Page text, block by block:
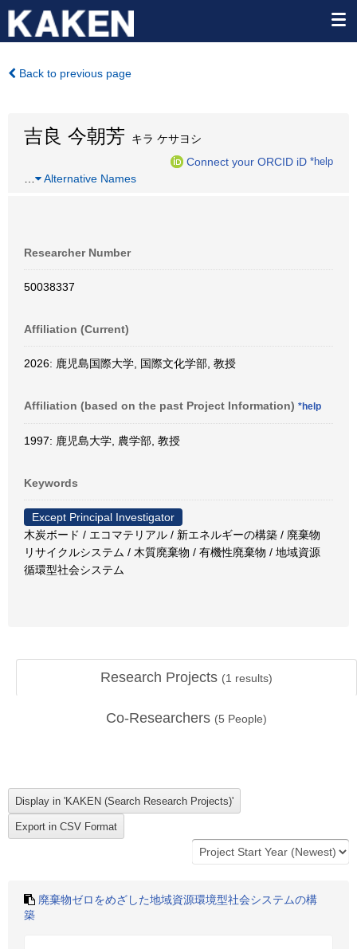
Back to previous page
吉良 今朝芳 キラ ケサヨシ
Connect your ORCID iD *help
Alternative Names
Researcher Number
50038337
Affiliation (Current)
2026: 鹿児島国際大学, 国際文化学部, 教授
Affiliation (based on the past Project Information) *help
1997: 鹿児島大学, 農学部, 教授
Keywords
Except Principal Investigator
木炭ボード / エコマテリアル / 新エネルギーの構築 / 廃棄物
リサイクルシステム / 木質廃棄物 / 有機性廃棄物 / 地域資源
循環型社会システム
Research Projects (1 results)
Co-Researchers (5 People)
廃棄物ゼロをめざした地域資源環境型社会システムの構
築